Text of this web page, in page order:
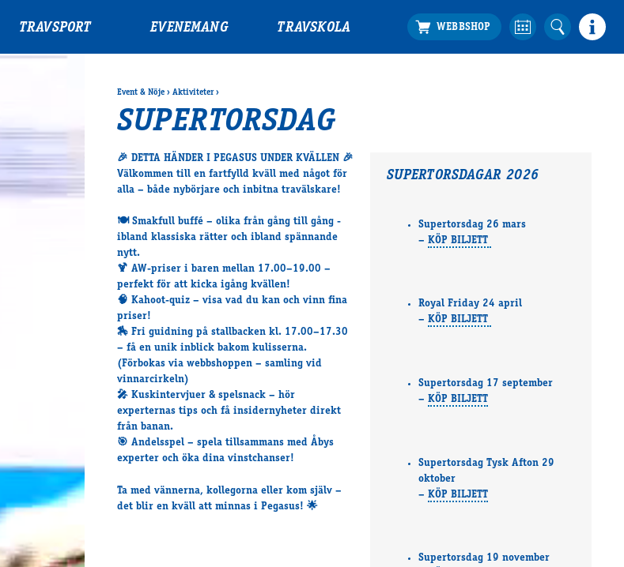
TRAVSPORT EVENEMANG TRAVSKOLA
Event & Nöje› Aktiviteter›
SUPERTORSDAG
SUPERTORSDAGAR 2026
Supertorsdag 26 mars
– KÖP BILJETT
Royal Friday 24 april
– KÖP BILJETT
Supertorsdag 17 september
– KÖP BILJETT
Supertorsdag Tysk Afton 29
oktober
– KÖP BILJETT
Supertorsdag 19 november
🎉 DETTA HÄNDER I PEGASUS UNDER KVÄLLEN 🎉
Välkommen till en fartfylld kväll med något för
alla – både nybörjare och inbitna travälskare!
🍽️ Smakfull buffé– olika från gång till gång -
ibland klassiska rätter och ibland spännande
nytt.
🍹 AW-priser i barenmellan 17.00–19.00 –
perfekt för att kicka igång kvällen!
🧠 Kahoot-quiz– visa vad du kan och vinn fina
priser!
🏇 Fri guidning på stallbacken kl. 17.00–17.30
– få en unik inblick bakom kulisserna.
(Förbokas via webbshoppen – samling vid
vinnarcirkeln)
🎤 Kuskintervjuer & spelsnack– hör
experternas tips och få insidernyheter direkt
från banan.
🎯 Andelsspel– spela tillsammans med Åbys
experter och öka dina vinstchanser!
Ta med vännerna, kollegorna eller kom själv –
det blir en kväll att minnas i Pegasus! 🌟